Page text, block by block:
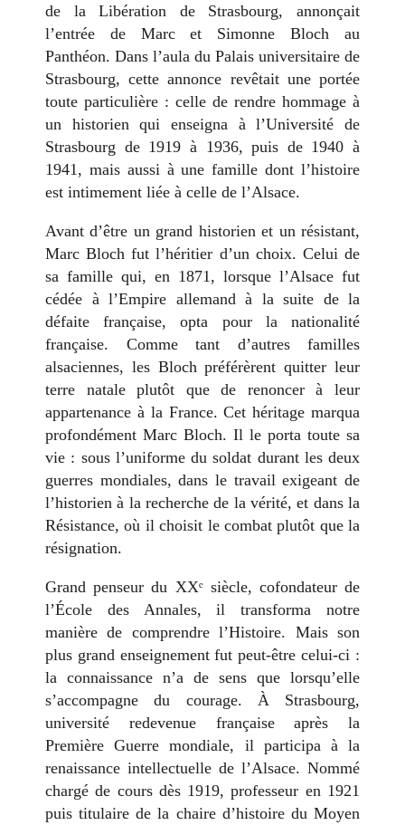
de la Libération de Strasbourg, annonçait
l’entrée de Marc et Simonne Bloch au
Panthéon. Dans l’aula du Palais universitaire de
Strasbourg, cette annonce revêtait une portée
toute particulière : celle de rendre hommage à
un historien qui enseigna à l’Université de
Strasbourg de 1919 à 1936, puis de 1940 à
1941, mais aussi à une famille dont l’histoire
est intimement liée à celle de l’Alsace.
Avant d’être un grand historien et un résistant,
Marc Bloch fut l’héritier d’un choix. Celui de
sa famille qui, en 1871, lorsque l’Alsace fut
cédée à l’Empire allemand à la suite de la
défaite française, opta pour la nationalité
française. Comme tant d’autres familles
alsaciennes, les Bloch préférèrent quitter leur
terre natale plutôt que de renoncer à leur
appartenance à la France. Cet héritage marqua
profondément Marc Bloch. Il le porta toute sa
vie : sous l’uniforme du soldat durant les deux
guerres mondiales, dans le travail exigeant de
l’historien à la recherche de la vérité, et dans la
Résistance, où il choisit le combat plutôt que la
résignation.
Grand penseur du XXᵉ siècle, cofondateur de
l’École des Annales, il transforma notre
manière de comprendre l’Histoire. Mais son
plus grand enseignement fut peut-être celui-ci :
la connaissance n’a de sens que lorsqu’elle
s’accompagne du courage. À Strasbourg,
université redevenue française après la
Première Guerre mondiale, il participa à la
renaissance intellectuelle de l’Alsace. Nommé
chargé de cours dès 1919, professeur en 1921
puis titulaire de la chaire d’histoire du Moyen